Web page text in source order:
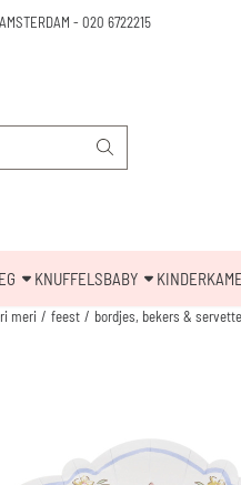
- 020 6722215
KNUFFELSBABY
meri / feest / bordjes, bekers &